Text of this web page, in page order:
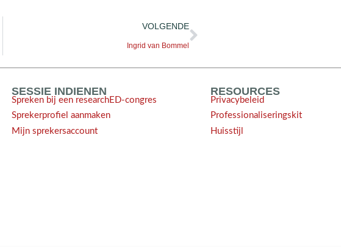
VOLGENDE
Ingrid van Bommel
SESSIE INDIENEN
Spreken bij een researchED-congres
Sprekerprofiel aanmaken
Mijn sprekersaccount
RESOURCES
Privacybeleid
Professionaliseringskit
Huisstijl